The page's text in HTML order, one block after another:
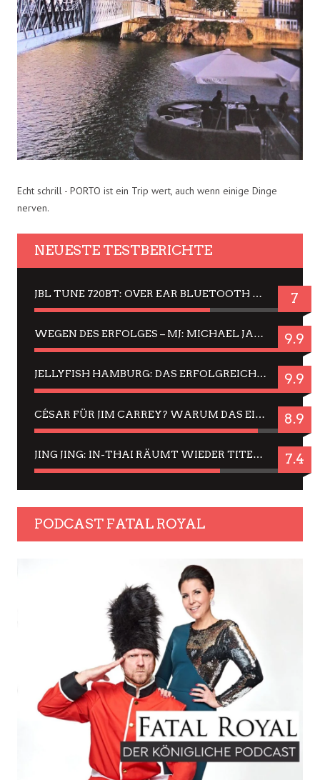
Echt schrill - PORTO ist ein Trip wert, auch wenn einige Dinge
nerven.
NEUESTE TESTBERICHTE
JBL TUNE 720BT: OVER EAR BLUETOOTH KOPFHÖRER UM DIE 50,-€ IM DAUER-TEST 7
WEGEN DES ERFOLGES – MJ: MICHAEL JACKSON MUSICAL IN EINER MATINEE SEHEN 9.9
JELLYFISH HAMBURG: DAS ERFOLGREICHE SOMMER-MENÜ 2025 IN GEFÜHLEN UND BILDERN 9.9
CÉSAR FÜR JIM CARREY? WARUM DAS EINER DER NERVIGSTEN ACTORS IST UND BLEIBT 8.9
JING JING: IN-THAI RÄUMT WIEDER TITEL AB – EIN ZWEI-STUNDEN-ERLEBNISBERICHT 7.4
PODCAST FATAL ROYAL